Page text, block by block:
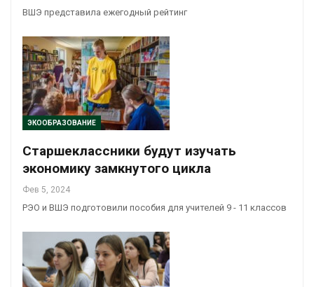
ВШЭ представила ежегодный рейтинг
ЭКООБРАЗОВАНИЕ
Старшеклассники будут изучать
экономику замкнутого цикла
Фев 5, 2024
РЭО и ВШЭ подготовили пособия для учителей 9 - 11 классов